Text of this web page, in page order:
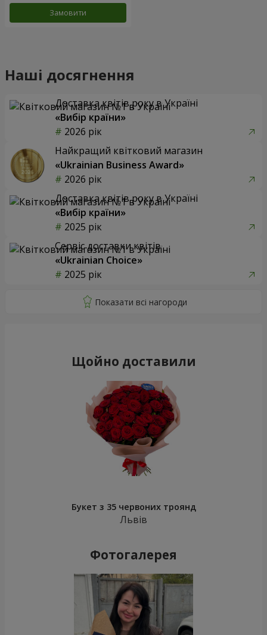
Замовити
Наші досягнення
Доставка квітів року в Україні
«Вибір країни»
2026 рік
Найкращий квітковий магазин
«Ukrainian Business Award»
2026 рік
Доставка квітів року в Україні
«Вибір країни»
2025 рік
Сервіс доставки квітів
«Ukrainian Choice»
2025 рік
Щойно доставили
Букет з 35 червоних троянд
Львів
Фотогалерея